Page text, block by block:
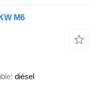
M6
diésel